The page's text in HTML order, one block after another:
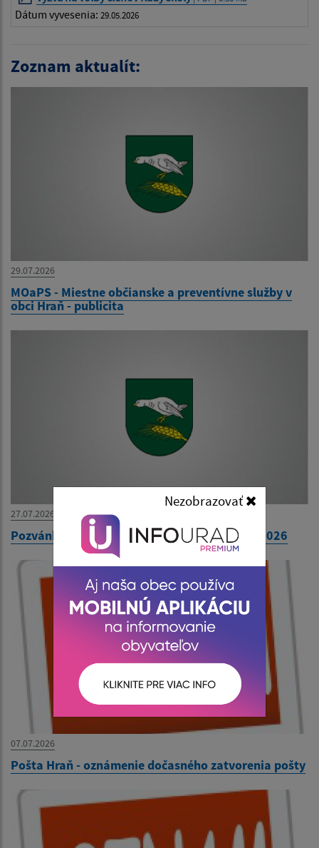
Dátum vyvesenia: 29.05.2026
Zoznam aktualít:
29.07.2026
MOaPS - Miestne občianske a preventívne služby v
obci Hraň - publicita
27.07.2026
Pozvánka na 31. zasadnutie OZ dňa 30. júla 2026
07.07.2026
Pošta Hraň - oznámenie dočasného zatvorenia pošty
Nezobrazovať